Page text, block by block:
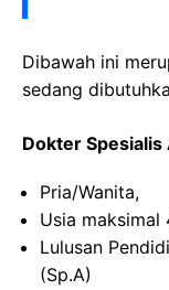
Dibawah ini
sedang
Dokter Spesialis
Pria/Wanita,
Usia maksimal
Lulusan
(Sp.A)